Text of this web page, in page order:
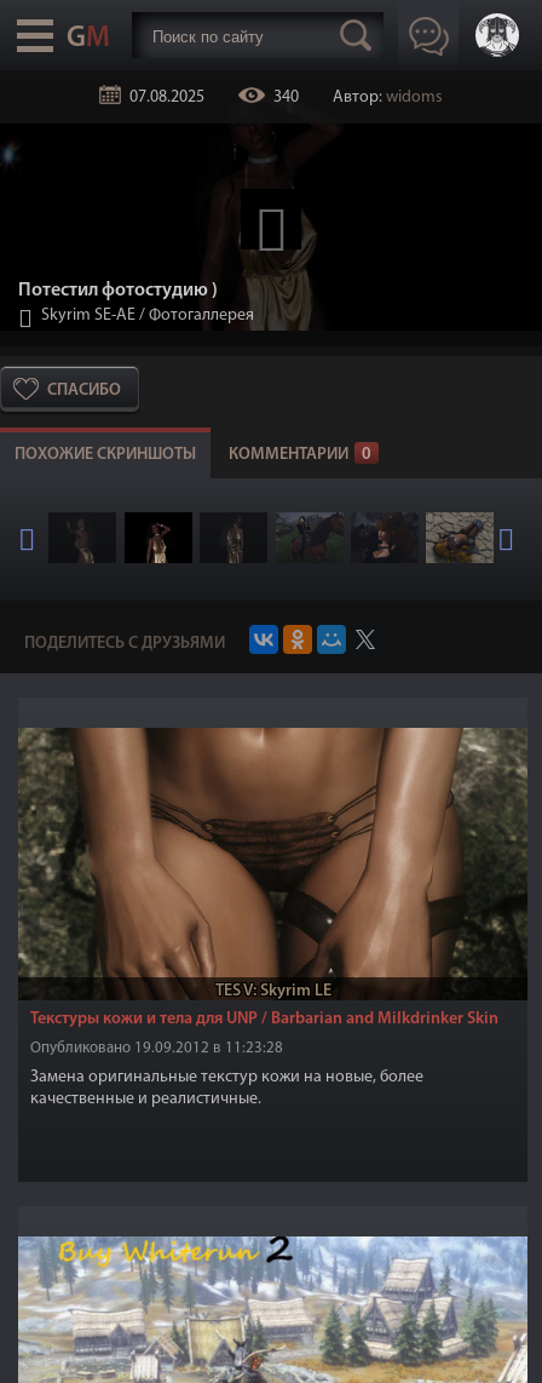
07.08.2025 340 Автор: widoms
Потестил фотостудию )
Skyrim SE-АЕ / Фотогаллерея
СПАСИБО
ПОХОЖИЕ СКРИНШОТЫ КОММЕНТАРИИ 0
ПОДЕЛИТЕСЬ С ДРУЗЬЯМИ
TES V: Skyrim LE
Текстуры кожи и тела для UNP / Barbarian and Milkdrinker Skin
Опубликовано 19.09.2012 в 11:23:28
Замена оригинальные текстур кожи на новые, более
качественные и реалистичные.